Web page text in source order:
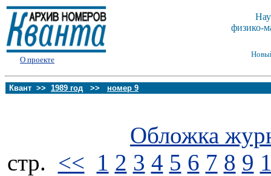
О проекте
физико-
Квант >> 1989 год >> номер 9
Обложка
стp. << 1 2 3 4 5 6 7 8 9